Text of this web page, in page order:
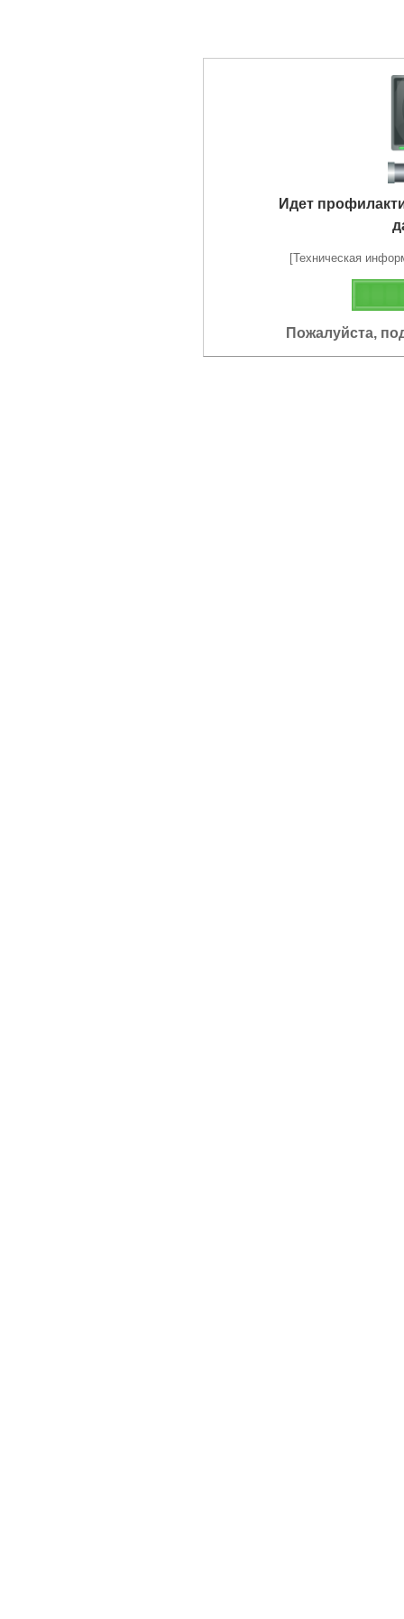
Идет
[Техническая
Пожалуйста,